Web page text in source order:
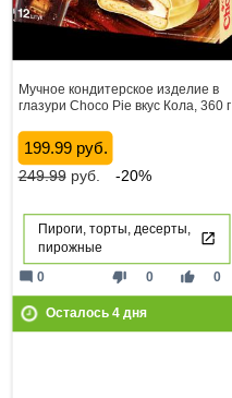
Мучное кондитерское изделие в
глазури Choco Pie вкус Кола, 360 г
199.99 руб.
249.99руб. -20%
Пироги, торты, десерты,
пирожные
thumb_down 0 thumb_up 0
mode_comment 0
Осталось 4дня